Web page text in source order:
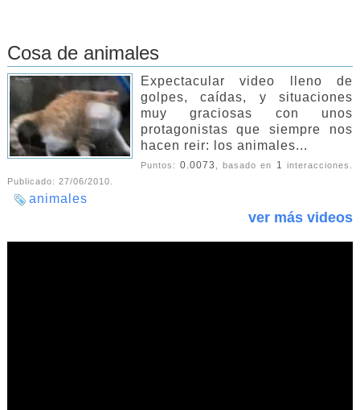
Cosa de animales
Expectacular video lleno de
golpes, caídas, y situaciones
muy graciosas con unos
protagonistas que siempre nos
hacen reir: los animales...
Puntos: 0.0073 , basado en 1 interacciones.
Publicado: 27/06/2010.
animales
ver más videos